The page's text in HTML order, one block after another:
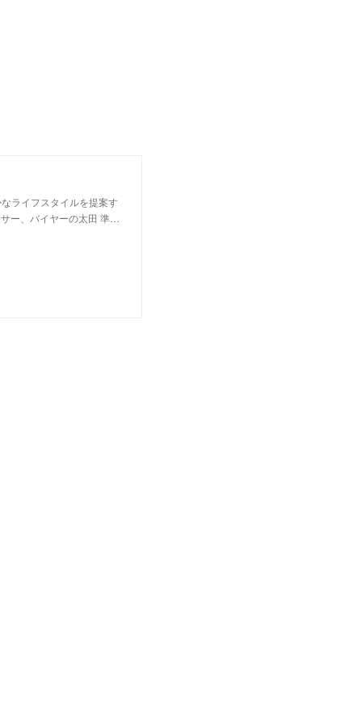
ライフスタイルを提案す
ー、バイヤーの太田 準…